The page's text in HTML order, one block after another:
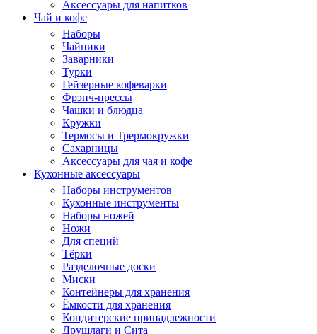
Аксессуары для напитков
Чай и кофе
Наборы
Чайники
Заварники
Турки
Гейзерные кофеварки
Фрэнч-прессы
Чашки и блюдца
Кружки
Термосы и Трермокружки
Сахарницы
Аксессуары для чая и кофе
Кухонные аксессуары
Наборы инструментов
Кухонные инструменты
Наборы ножей
Ножи
Для специй
Тёрки
Разделочные доски
Миски
Контейнеры для хранения
Ёмкости для хранения
Кондитерские принадлежности
Друшлаги и Сита